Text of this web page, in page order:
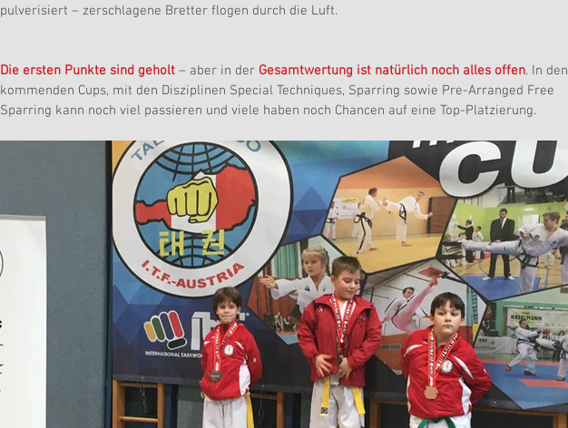
pulverisiert – zerschlagene Bretter flogen durch die Luft.
Die ersten Punkte sind geholt – aber in der Gesamtwertung ist natürlich noch alles offen. In den
kommenden Cups, mit den Disziplinen Special Techniques, Sparring sowie Pre-Arranged Free
Sparring kann noch viel passieren und viele haben noch Chancen auf eine Top-Platzierung.